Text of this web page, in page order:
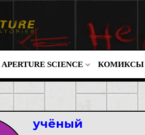
APERTURE SCIENCE КОМИКСЫ
учёный